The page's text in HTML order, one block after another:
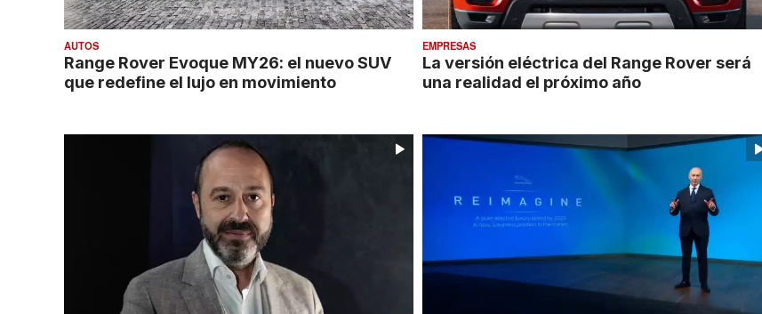
AUTOS
Range Rover Evoque MY26: el nuevo SUV
que redefine el lujo en movimiento
EMPRESAS
La versión eléctrica del Range Rover será
una realidad el próximo año